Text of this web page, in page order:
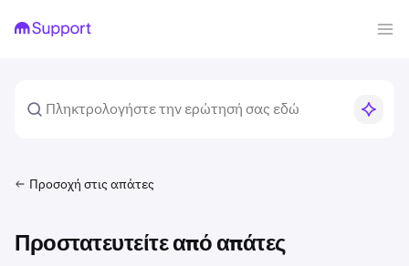
Προσοχή στις απάτες
Προστατευτείτε από απάτες